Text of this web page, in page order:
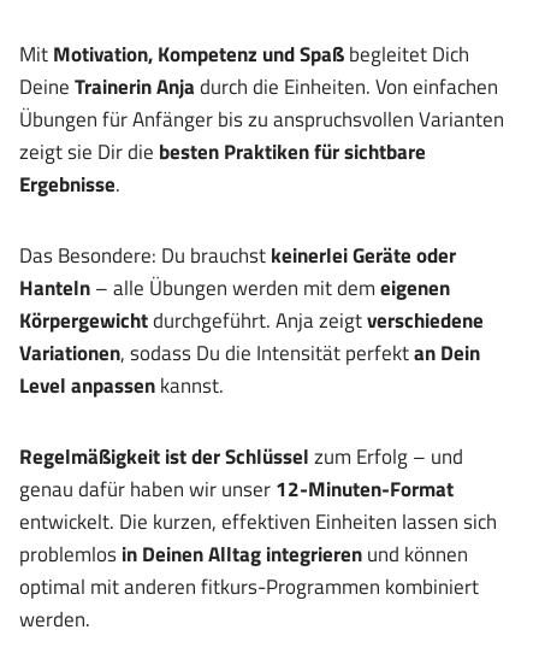
MitMotivation, Kompetenz und Spaßbegleitet Dich
DeineTrainerin Anjadurch die Einheiten. Von einfachen
Übungen für Anfänger bis zu anspruchsvollen Varianten
zeigt sie Dir die besten Praktiken für sichtbare
Ergebnisse.
Das Besondere: Du brauchstkeinerlei Geräte oder
Hanteln– alle Übungen werden mit demeigenen
Körpergewichtdurchgeführt. Anja zeigtverschiedene
Variationen, sodass Du die Intensität perfektan Dein
Level anpassenkannst.
Regelmäßigkeit ist der Schlüsselzum Erfolg – und
genau dafür haben wir unser12-Minuten-Format
entwickelt. Die kurzen, effektiven Einheiten lassen sich
problemlosin Deinen Alltag integrierenund können
optimal mit anderen fitkurs-Programmen kombiniert
werden.